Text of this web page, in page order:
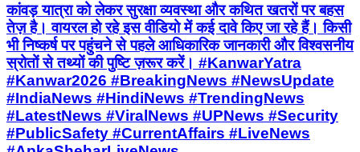
कांवड़ यात्रा को लेकर सुरक्षा व्यवस्था और कथित खतरों पर बहस
तेज़ है। वायरल हो रहे इस वीडियो में कई दावे किए जा रहे हैं। किसी
भी निष्कर्ष पर पहुंचने से पहले आधिकारिक जानकारी और विश्वसनीय
स्रोतों से तथ्यों की पुष्टि ज़रूर करें। #KanwarYatra
#Kanwar2026 #BreakingNews #NewsUpdate
#IndiaNews #HindiNews #TrendingNews
#LatestNews #ViralNews #UPNews #Security
#PublicSafety #CurrentAffairs #LiveNews